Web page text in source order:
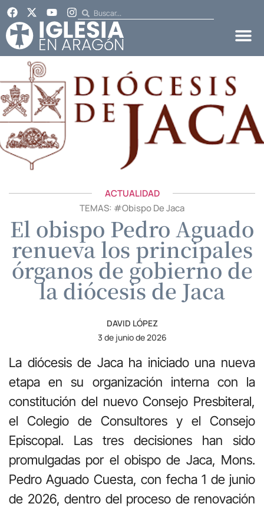
ACTUALIDAD
TEMAS: #Obispo De Jaca
El obispo Pedro Aguado
renueva los principales
órganos de gobierno de
la diócesis de Jaca
DAVID LÓPEZ
3 de junio de 2026
La diócesis de Jaca ha iniciado una nueva
etapa en su organización interna con la
constitución del nuevo Consejo Presbiteral,
el Colegio de Consultores y el Consejo
Episcopal. Las tres decisiones han sido
promulgadas por el obispo de Jaca, Mons.
Pedro Aguado Cuesta, con fecha 1 de junio
de 2026, dentro del proceso de renovación